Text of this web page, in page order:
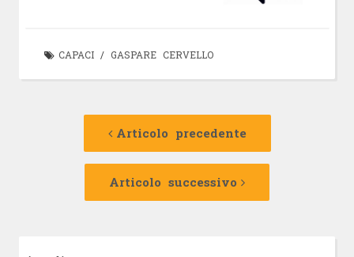
CAPACI/ GASPARE CERVELLO
Navigazione
Articolo precedente
Articolo
Articolo successivo
Articolo